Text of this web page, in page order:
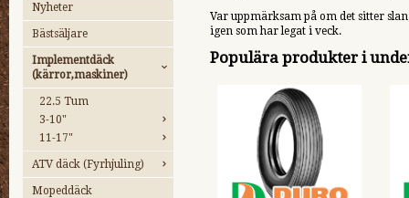
Nyheter
Bästsäljare
Implementdäck
(kärror,maskiner)
22.5 Tum
3-10"
11-17"
ATV däck (Fyrhjuling)
Mopeddäck
Var uppmärksam på om det sitter
igen som har legat i veck.
Populära produkter i